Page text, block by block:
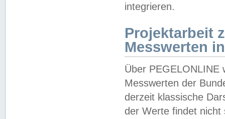
integrieren.
Projektarbeit
Messwerten
Über PEGELONLINE
Messwerten der
derzeit klassische
der Werte findet